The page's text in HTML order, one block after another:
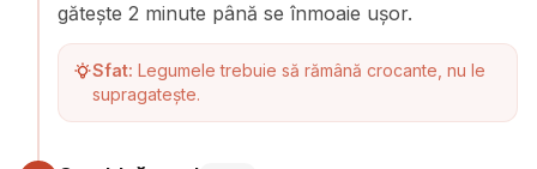
gătește 2 minute până se înmoaie ușor.
Sfat: Legumele trebuie să rămână crocante, nu le
supragatește.